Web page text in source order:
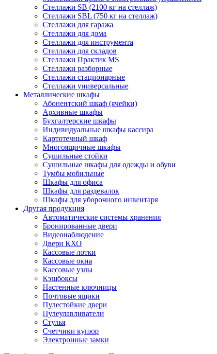
Стеллажи SB (2100 кг на стеллаж)
Стеллажи SBL (750 кг на стеллаж)
Стеллажи для гаража
Стеллажи для дома
Стеллажи для инструмента
Стеллажи для складов
Стеллажи Практик MS
Стеллажи разборные
Стеллажи стационарные
Стеллажи универсальные
Металлические шкафы
Абонентский шкаф (ячейки)
Архивные шкафы
Бухгалтерские шкафы
Индивидуальные шкафы кассира
Картотечный шкаф
Многоящичные шкафы
Сушильные стойки
Сушильные шкафы для одежды и обуви
Тумбы мобильные
Шкафы для офиса
Шкафы для раздевалок
Шкафы для уборочного инвентаря
Другая продукция
Автоматические системы хранения
Бронированные двери
Видеонаблюдение
Двери КХО
Кассовые лотки
Кассовые окна
Кассовые узлы
Кэшбоксы
Настенные ключницы
Почтовые ящики
Пулестойкие двери
Пулеулавливатели
Стулья
Счетчики купюр
Электронные замки